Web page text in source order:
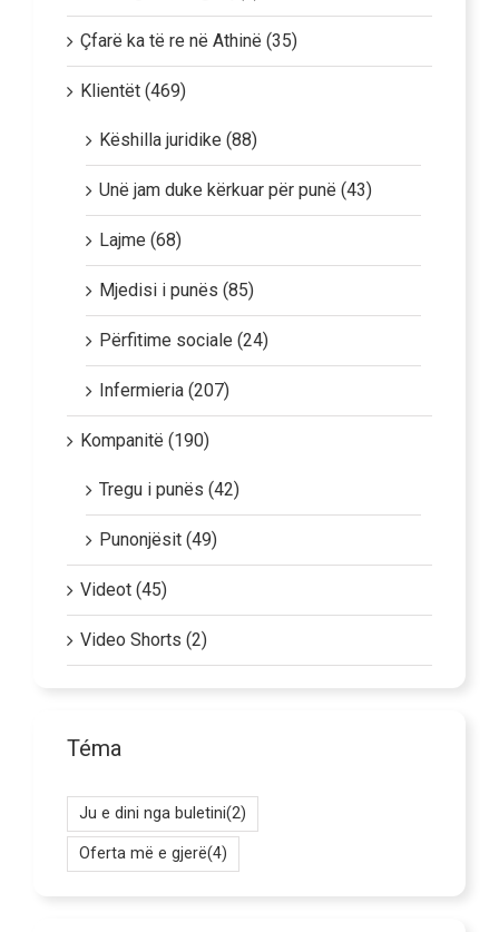
Çfarë ka të re në Athinë (35)
Klientët (469)
Këshilla juridike (88)
Unë jam duke kërkuar për punë (43)
Lajme (68)
Mjedisi i punës (85)
Përfitime sociale (24)
Infermieria (207)
Kompanitë (190)
Tregu i punës (42)
Punonjësit (49)
Videot (45)
Video Shorts (2)
Téma
Ju e dini nga buletini(2)
Oferta më e gjerë(4)